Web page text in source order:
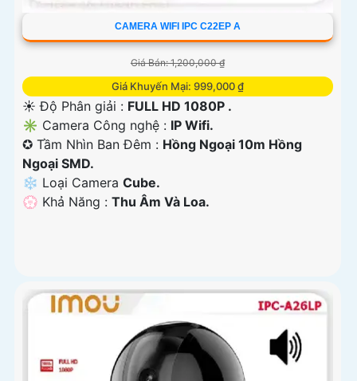
CAMERA WIFI IPC C22EP A
Giá Bán: 1,200,000 ₫
Giá Khuyến Mại: 999,000 ₫
☀️ Độ Phân giải : FULL HD 1080P .
✳️ Camera Công nghệ : IP Wifi.
✪ Tầm Nhìn Ban Đêm : Hồng Ngoại 10m Hồng
Ngoại SMD.
❄ Loại Camera Cube.
️💮 Khả Năng : Thu Âm Và Loa.